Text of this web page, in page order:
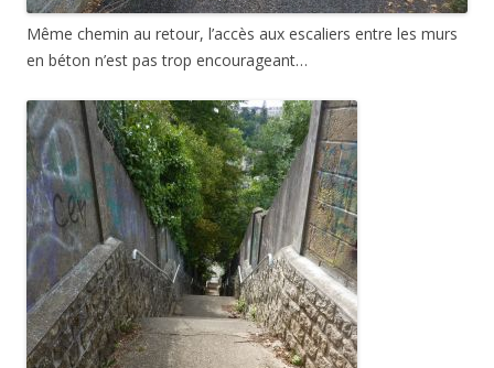
Même chemin au retour, l’accès aux escaliers entre les murs
en béton n’est pas trop encourageant…